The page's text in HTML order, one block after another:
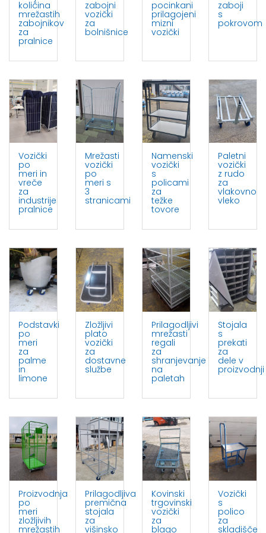
količina
mrežastih
zabojnikov
za
pralnice
zabojni
vozički
za
bolnišnice
pocinkani
prilagojeni
mizni
vozički
zaboji
s
pokrovom
Vozički
po
meri in
vreče
za
industrije
pralnice
Mrežasti
vozički
po
meri s
3
stranicami
Namenski
vozički
s
policami
za
težke
tovore
Paletni
vozički
z rudo
za
vlakovno
vleko
Podstavki
po
meri
za
palme
in
limone
Zložljivi
plato
vozički
za
dostavne
službe
Prilagodljivi
mrežasti
regali
za
shranjevanje
na
paletah
Stojala
s
prekati
za
dele v
proizvodnji
Proizvodnja
po
meri
zložljivih
mrežastih
Prilagodljiva
premična
stojala
za
višinsko
Kovinski
trgovinski
vozički
za
blago
Vozički
s
polico
za
skladišče